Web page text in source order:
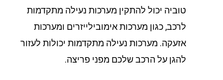
טוביה יכול להתקין מערכות נעילה מתקדמות
לרכב, כגון מערכות אימובילייזרים ומערכות
אזעקה. מערכות נעילה מתקדמות יכולות לעזור
להגן על הרכב שלכם מפני פריצה.